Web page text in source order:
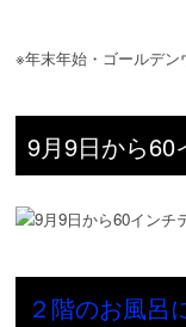
※年末年始・ゴールデン
9月9日から60
２階のお風呂